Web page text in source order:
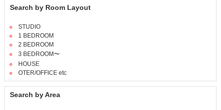
Search by Room Layout
STUDIO
1 BEDROOM
2 BEDROOM
3 BEDROOM〜
HOUSE
OTER/OFFICE etc
Search by Area